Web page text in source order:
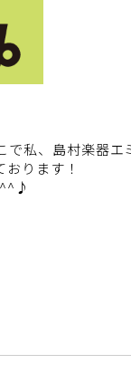
私、島村楽器エ
ります！